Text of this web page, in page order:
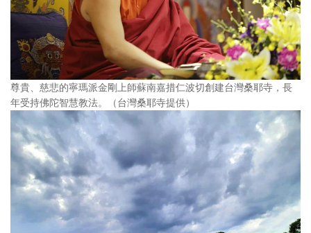
尊貴、慈悲的寧瑪派金剛上師蘇南嘉措仁波切創建台灣桑耶寺，長
年受持佛陀智慧教法。（台灣桑耶寺提供）